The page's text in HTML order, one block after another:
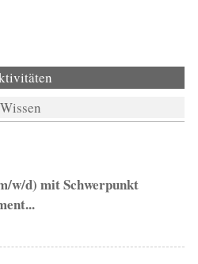
Wissen
w/d) mit Schwerpunkt